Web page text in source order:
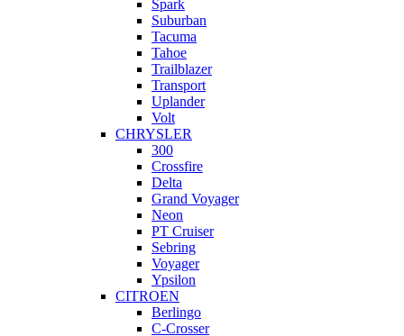
Spark
Suburban
Tacuma
Tahoe
Trailblazer
Transport
Uplander
Volt
CHRYSLER
300
Crossfire
Delta
Grand Voyager
Neon
PT Cruiser
Sebring
Voyager
Ypsilon
CITROEN
Berlingo
C-Crosser